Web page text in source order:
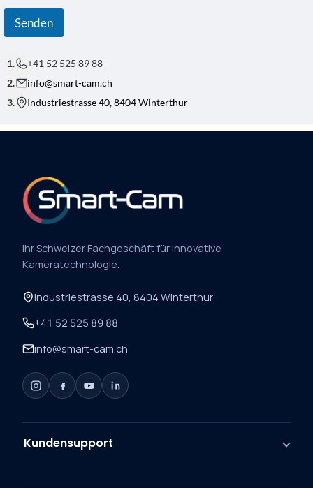
-
D
R
E
S
Senden
+41 52 525 89 88
info@smart-cam.ch
Industriestrasse 40, 8404 Winterthur
Ihr Schweizer Fachgeschäft für innovative
Kameratechnologie.
Industriestrasse 40, 8404 Winterthur
+41 52 525 89 88
info@smart-cam.ch
Kundensupport